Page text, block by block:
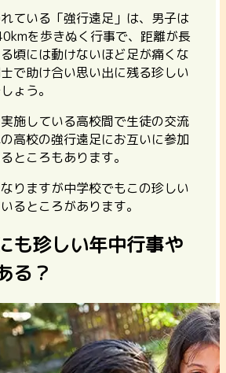
ている「強行遠足」は、男子は
を歩きぬく行事で、距離が長
頃には動けないほど足が痛くな
で助け合い思い出に残る珍しい
ょう。
施している高校間で生徒の交流
高校の強行遠足にお互いに参加
ところもあります。
りますが中学校でもこの珍しい
るところがあります。
も珍しい年中行事や
る？